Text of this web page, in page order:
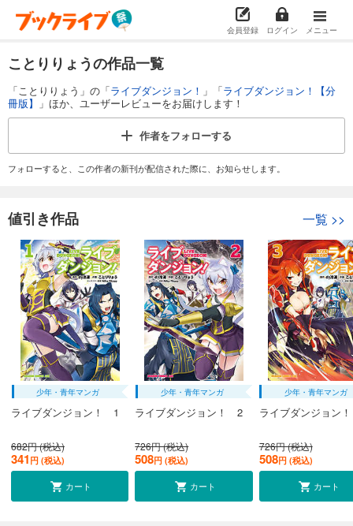
会員登録 ログイン メニュー
ことりりょうの作品一覧
「ことりりょう」の「ライブダンジョン！ 」「ライブダンジョン！【分
冊版】
」ほか、ユーザーレビューをお届けします！
作者をフォローする
フォローすると、この作者の新刊が配信された際に、お知らせします。
値引き作品 一覧 >>
少年・青年マンガ
ライブダンジョン！ 1
682円 (税込)
341 円 (税込)
カート
少年・青年マンガ
ライブダンジョン！ 2
726円 (税込)
508円 (税込)
カート
少年・青年マンガ
ライブダンジョン
726円 (税込)
508円 (税込)
カート